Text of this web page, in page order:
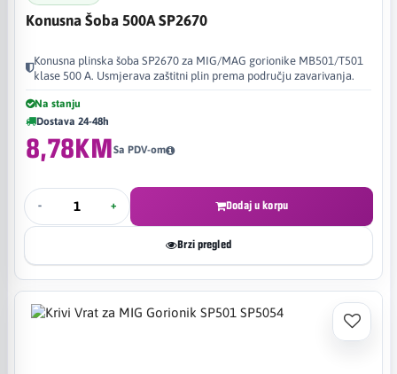
Konusna Šoba 500A SP2670
Konusna plinska šoba SP2670 za MIG/MAG gorionike MB501/T501
klase 500 A. Usmjerava zaštitni plin prema području zavarivanja.
Na stanju
Dostava 24-48h
8,78KMSa PDV-om
- + Dodaj u korpu
Brzi pregled